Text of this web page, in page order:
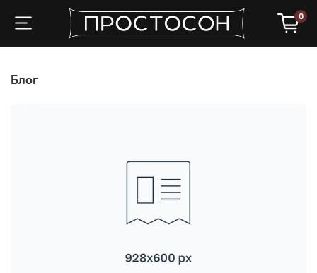
0
Блог